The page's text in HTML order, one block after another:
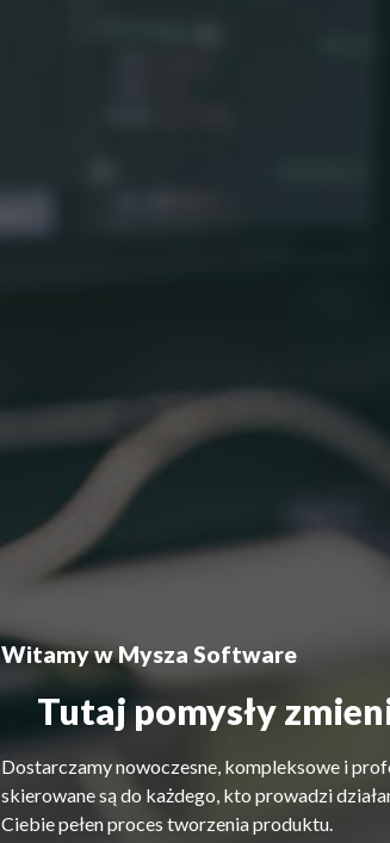
Witamy w Mysza Software
Tutaj pomysły
Dostarczamy nowoczesne, kompleksowe i
skierowane są do każdego, kto prowadzi
Ciebie pełen proces tworzenia produktu.